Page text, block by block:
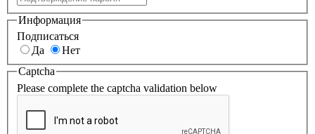
Информация
Подписаться
Да
Нет
Captcha
Please complete the captcha validation below